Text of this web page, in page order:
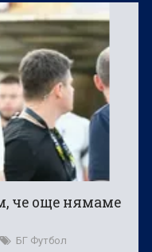
че още нямаме
БГ Футбол